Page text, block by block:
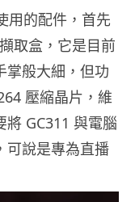
用的配件，首先
取盒，它是目前
掌般大細，但功
壓縮晶片，維
GC311 與電腦
可說是專為直播